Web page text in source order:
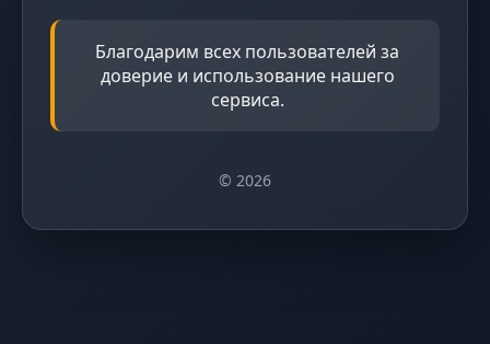
Благодарим всех пользователей за
доверие и использование нашего
сервиса.
© 2026